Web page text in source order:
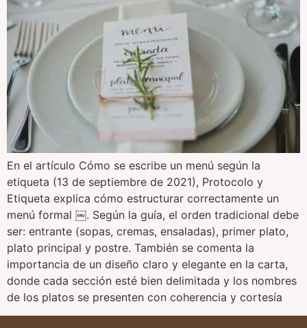
En el artículo Cómo se escribe un menú según la
etiqueta (13 de septiembre de 2021), Protocolo y
Etiqueta explica cómo estructurar correctamente un
menú formal ￼. Según la guía, el orden tradicional debe
ser: entrante (sopas, cremas, ensaladas), primer plato,
plato principal y postre. También se comenta la
importancia de un diseño claro y elegante en la carta,
donde cada sección esté bien delimitada y los nombres
de los platos se presenten con coherencia y cortesía